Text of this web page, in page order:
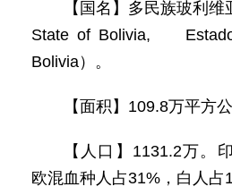
【国名】多民族玻利
State of Bolivia, Estado
Bolivia）。
【面积】109.8万平方公
【人口】1131.2万。
欧混血种人占31%，白人占